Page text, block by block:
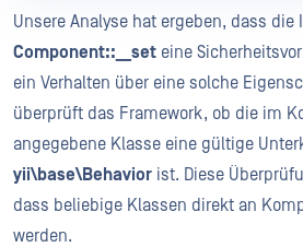
Unsere Analyse hat ergeben, dass
Component::__set eine
ein Verhalten über eine solche
überprüft das Framework, ob die im
angegebene Klasse eine gültige
yii\base\Behavior ist. Diese
dass beliebige Klassen direkt an
werden.